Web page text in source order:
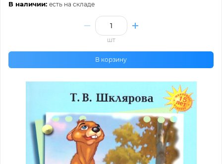
В наличии: есть на складе
шт
В корзину